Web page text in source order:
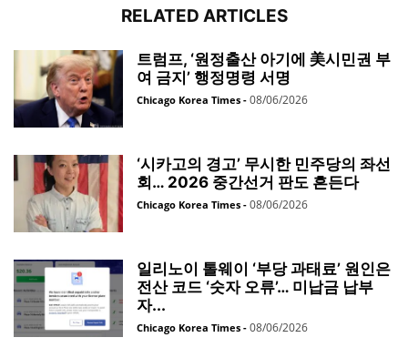
RELATED ARTICLES
트럼프, ‘원정출산 아기에 美시민권 부
여 금지’ 행정명령 서명
Chicago Korea Times - 08/06/2026
‘시카고의 경고’ 무시한 민주당의 좌선
회… 2026 중간선거 판도 흔든다
Chicago Korea Times - 08/06/2026
일리노이 톨웨이 ‘부당 과태료’ 원인은
전산 코드 ‘숫자 오류’… 미납금 납부
자...
Chicago Korea Times - 08/06/2026